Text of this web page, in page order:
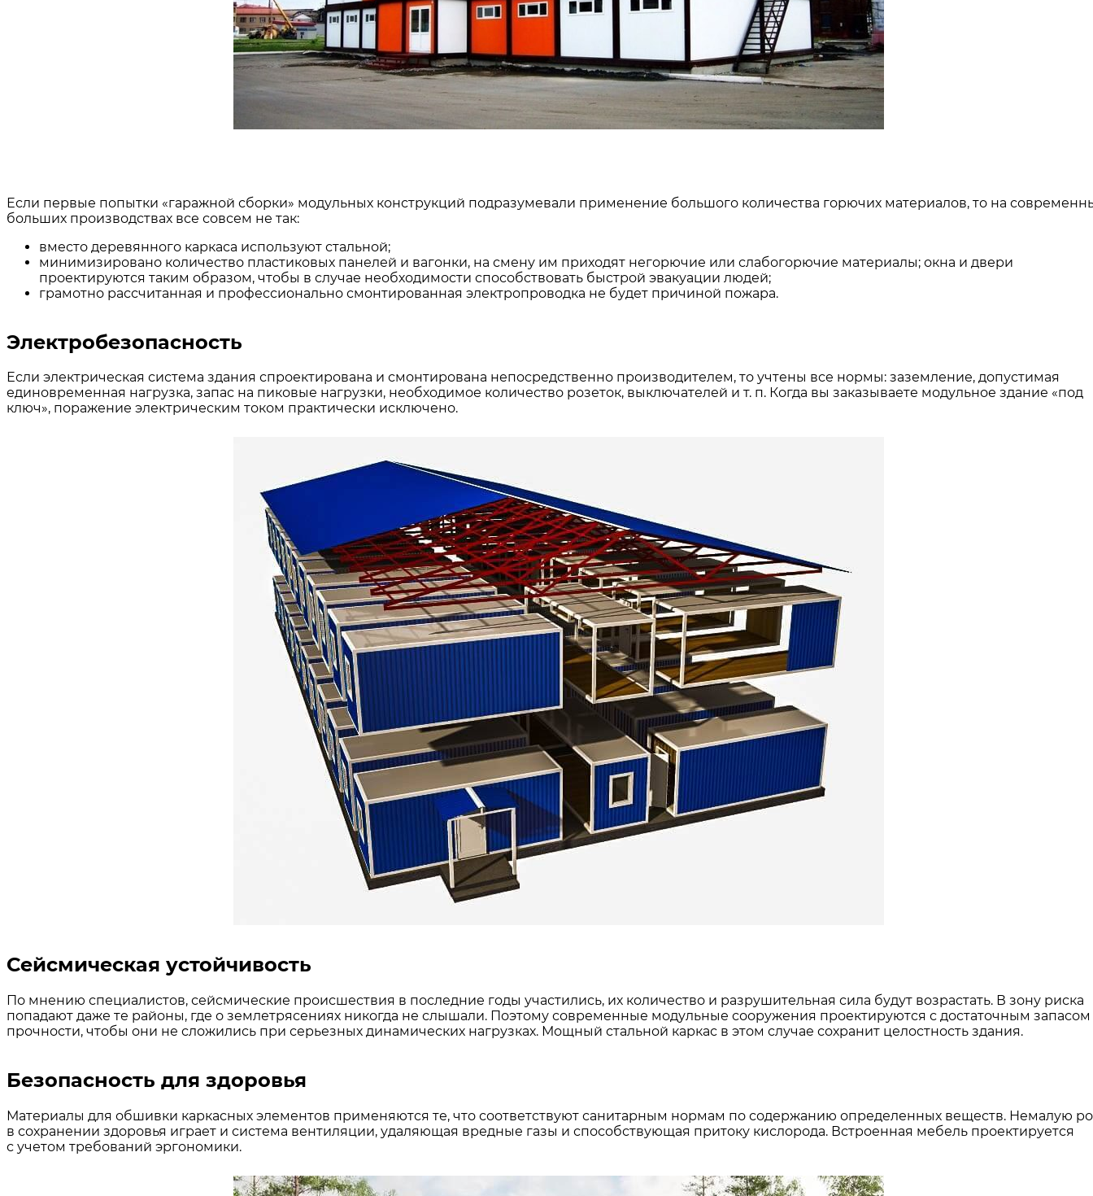
Если первые попытки «гаражной сборки» модульных конструкций подразумевали применение большого количества горючих материалов, то на
больших производствах все совсем не так:
вместо деревянного каркаса используют стальной;
минимизировано количество пластиковых панелей и вагонки, на смену им приходят негорючие или слабогорючие материалы; окна и двери
проектируются таким образом, чтобы в случае необходимости способствовать быстрой эвакуации людей;
грамотно рассчитанная и профессионально смонтированная электропроводка не будет причиной пожара.
Электробезопасность
Если электрическая система здания спроектирована и смонтирована непосредственно производителем, то учтены все нормы: заземление, допустимая
единовременная нагрузка, запас на пиковые нагрузки, необходимое количество розеток, выключателей и т. п. Когда вы заказываете модульное здание «под
ключ», поражение электрическим током практически исключено.
Сейсмическая устойчивость
По мнению специалистов, сейсмические происшествия в последние годы участились, их количество и разрушительная сила будут возрастать. В зону риска
попадают даже те районы, где о землетрясениях никогда не слышали. Поэтому современные модульные сооружения проектируются с достаточным запасом
прочности, чтобы они не сложились при серьезных динамических нагрузках. Мощный стальной каркас в этом случае сохранит целостность здания.
Безопасность для здоровья
Материалы для обшивки каркасных элементов применяются те, что соответствуют санитарным нормам по содержанию определенных веществ. Немалую
в сохранении здоровья играет и система вентиляции, удаляющая вредные газы и способствующая притоку кислорода. Встроенная мебель проектируется
с учетом требований эргономики.